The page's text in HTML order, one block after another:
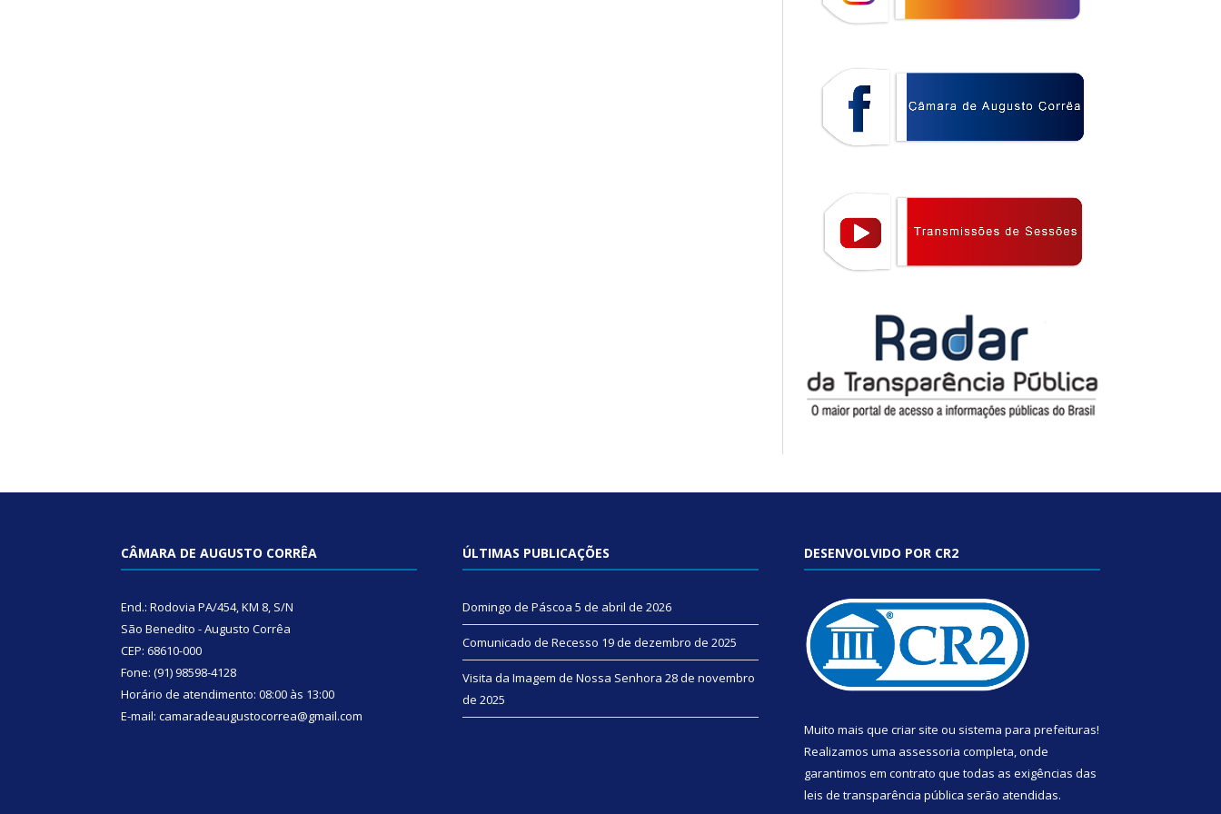
CÂMARA DE AUGUSTO CORRÊA
End.: Rodovia PA/454, KM 8, S/N
São Benedito - Augusto Corrêa
CEP: 68610-000
Fone: (91) 98598-4128
Horário de atendimento: 08:00 às 13:00
E-mail: camaradeaugustocorrea@gmail.com
ÚLTIMAS PUBLICAÇÕES
Domingo de Páscoa 5 de abril de 2026
Comunicado de Recesso 19 de dezembro de 2025
Visita da Imagem de Nossa Senhora 28 de novembro
de 2025
DESENVOLVIDO POR CR2
Muito mais que criar site ou sistema para prefeituras!
Realizamos uma assessoria completa, onde
garantimos em contrato que todas as exigências das
leis de transparência pública serão atendidas.